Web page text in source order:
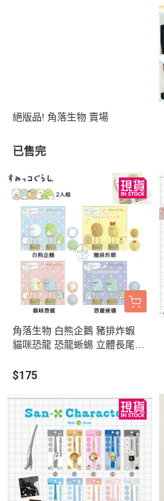
絕版品! 角落生物 賣場
已售完
角落生物 白熊企鵝 豬排炸蝦
貓咪恐龍 恐龍蜥蜴 立體長尾夾
$175